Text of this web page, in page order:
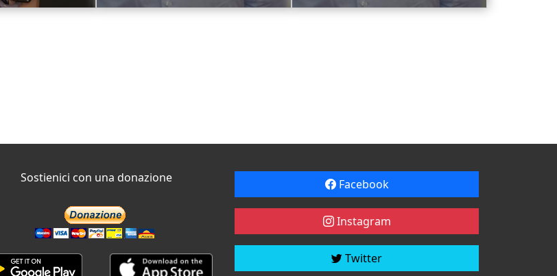
Sostienici con una donazione Facebook
Instagram
Twitter